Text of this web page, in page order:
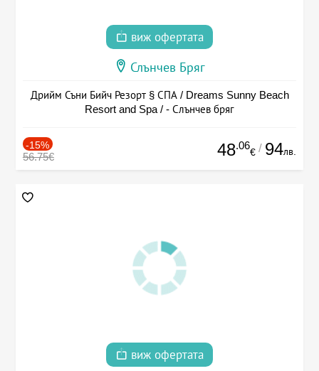
виж офертата
Слънчев Бряг
Дрийм Съни Бийч Резорт § СПА / Dreams Sunny Beach
Resort and Spa / - Слънчев бряг
-15%
56.75€ 48.06
€ / 94лв.
виж офертата